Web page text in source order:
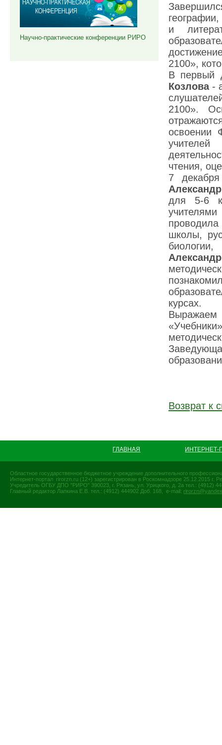
Научно-практические конференции РИРО
и
2100»,
В первый
Козлова-
2100».
освоении
чтения,
7
для 5-6
школы,
курсах.
Выражаем
Возврат к
ГЛАВНАЯ
Областное государственное бюджетное учреждение дополнительного
Интернет-портал rirorzn.ru (12+) зарегистрирован в Роскомнадзоре 25.12.2015
Учредитель ОГБУ ДПО "РИРО" 390023, г. Рязань, ул. Урицкого, д. 2а тел.: (4912)
Главный редактор Лапкина Е.В. тел.: (4912) 444902 Доб. 168, e-mail: